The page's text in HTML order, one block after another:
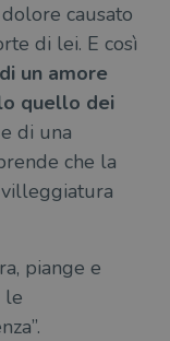
causato
di lei. E così
di un amore
quello dei
di una
che la
piange e
le